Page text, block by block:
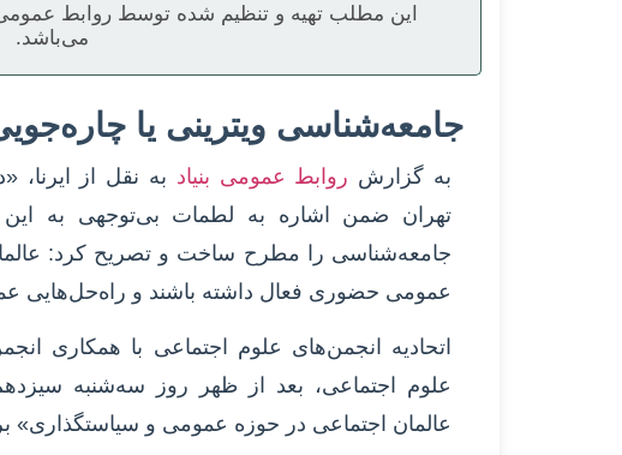
این مطلب تهیه و تنظیم شده توسط روابط
می‌باشد.
جامعه‌شناسی ویترینی یا
به گزارش روابط عمومی بنیاد به نقل از ایرنا،
تهران ضمن اشاره به لطمات بی‌توجهی به
جامعه‌شناسی را مطرح ساخت و تصریح کرد:
عمومی حضوری فعال داشته باشند و راه‌حل‌هایی
اتحادیه انجمن‌های علوم اجتماعی با همکاری
علوم اجتماعی، بعد از ظهر روز سه‌شنبه
عالمان اجتماعی در حوزه عمومی و سیاستگذاری»